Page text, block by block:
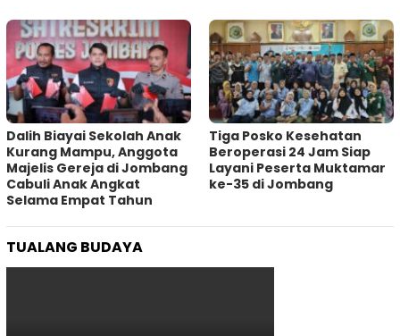
Dalih Biayai Sekolah Anak
Kurang Mampu, Anggota
Majelis Gereja di Jombang
Cabuli Anak Angkat
Selama Empat Tahun
Tiga Posko Kesehatan
Beroperasi 24 Jam Siap
Layani Peserta Muktamar
ke-35 di Jombang
TUALANG BUDAYA